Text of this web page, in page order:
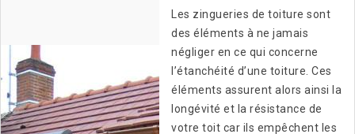
Les zingueries de toiture sont
des éléments à ne jamais
négliger en ce qui concerne
l’étanchéité d’une toiture. Ces
éléments assurent alors ainsi la
longévité et la résistance de
votre toit car ils empêchent les